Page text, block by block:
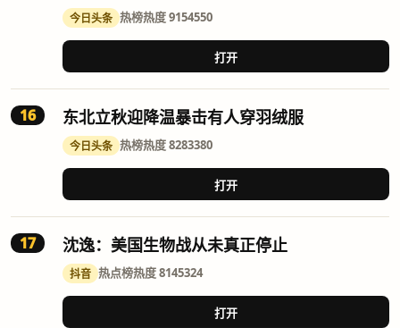
今日头条 热榜热度 9154550
打开
16 东北立秋迎降温暴击有人穿羽绒服
今日头条 热榜热度 8283380
打开
17 沈逸：美国生物战从未真正停止
抖音 热点榜热度 8145324
打开